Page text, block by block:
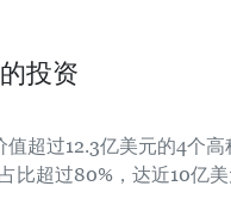
投资
超过12.3亿美元的4个
比超过80%，达近10亿美